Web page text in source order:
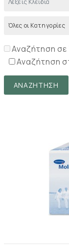
Αναζήτηση σε
Αναζήτηση